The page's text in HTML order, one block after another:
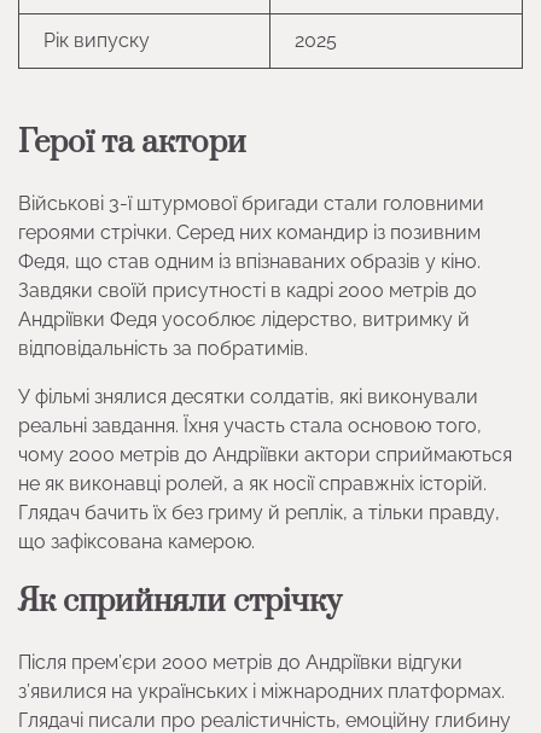
Рік випуску 2025
Герої та актори
Військові 3-ї штурмової бригади стали головними
героями стрічки. Серед них командир із позивним
Федя, що став одним із впізнаваних образів у кіно.
Завдяки своїй присутності в кадрі 2000 метрів до
Андріївки Федя уособлює лідерство, витримку й
відповідальність за побратимів.
У фільмі знялися десятки солдатів, які виконували
реальні завдання. Їхня участь стала основою того,
чому 2000 метрів до Андріївки актори сприймаються
не як виконавці ролей, а як носії справжніх історій.
Глядач бачить їх без гриму й реплік, а тільки правду,
що зафіксована камерою.
Як сприйняли стрічку
Після прем’єри 2000 метрів до Андріївки відгуки
з’явилися на українських і міжнародних платформах.
Глядачі писали про реалістичність, емоційну глибину